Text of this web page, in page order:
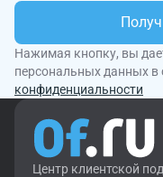
Нажимая кнопку, вы
персональных данных в
конфиденциальности
Центр клиентской